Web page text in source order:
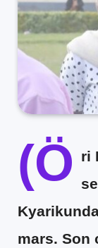
(Ö ri
mars. Son